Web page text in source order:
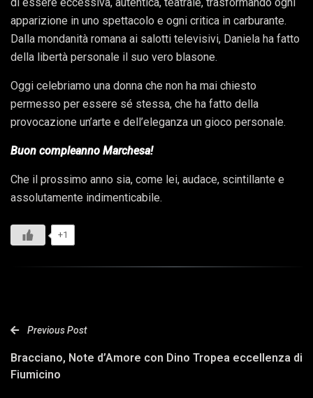
apparizione in uno spettacolo e ogni critica in carburante.
Dalla mondanità romana ai salotti televisivi, Daniela ha fatto
della libertà personale il suo vero blasone.
Oggi celebriamo una donna che non ha mai chiesto
permesso per essere sé stessa, che ha fatto della
provocazione un’arte e dell’eleganza un gioco personale.
Buon compleanno Marchesa!
Che il prossimo anno sia, come lei, audace, scintillante e
assolutamente indimenticabile.
+1
Previous Post
Bracciano, Note d’Amore con Dino Tropea eccellenza di
Fiumicino